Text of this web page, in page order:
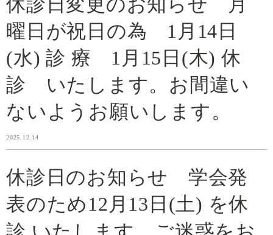
曜日が祝日の為 1月14日
(水) 診 療 1月15日(木) 休
診 いたします。お間違い
ないようお願いします。
2025.12.14
休診日のお知らせ 学会発
表のため12月13日(土) を休